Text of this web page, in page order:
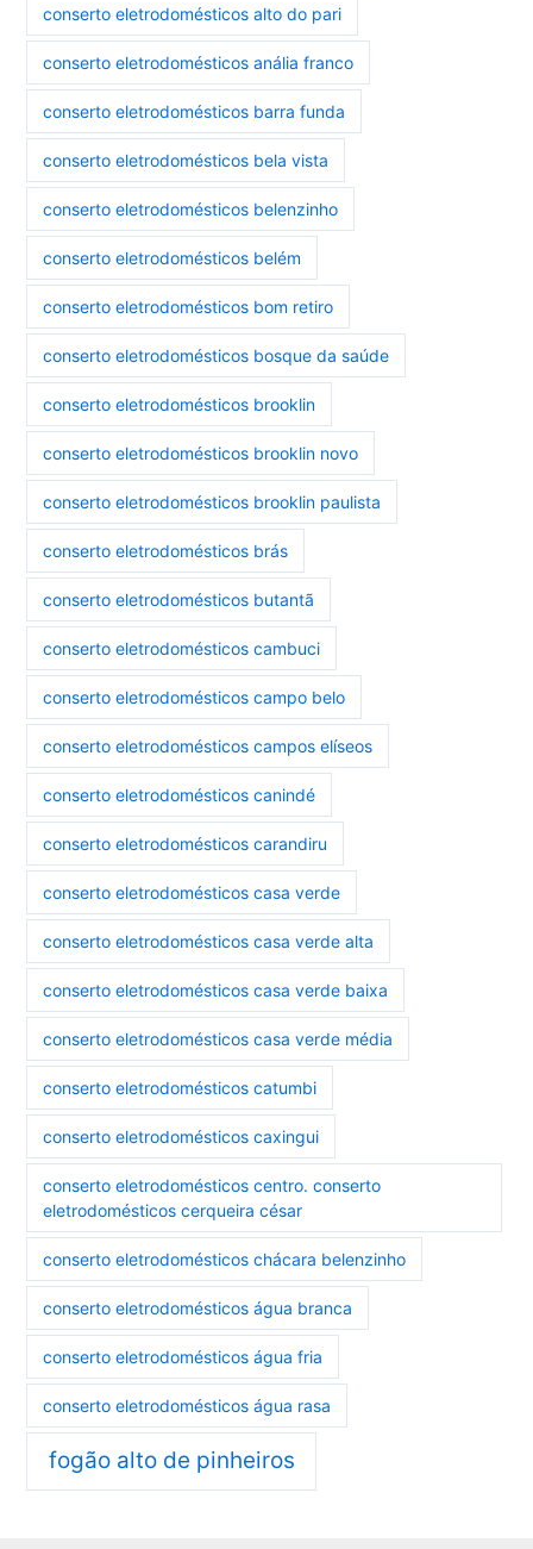
conserto eletrodomésticos alto do pari
conserto eletrodomésticos anália franco
conserto eletrodomésticos barra funda
conserto eletrodomésticos bela vista
conserto eletrodomésticos belenzinho
conserto eletrodomésticos belém
conserto eletrodomésticos bom retiro
conserto eletrodomésticos bosque da saúde
conserto eletrodomésticos brooklin
conserto eletrodomésticos brooklin novo
conserto eletrodomésticos brooklin paulista
conserto eletrodomésticos brás
conserto eletrodomésticos butantã
conserto eletrodomésticos cambuci
conserto eletrodomésticos campo belo
conserto eletrodomésticos campos elíseos
conserto eletrodomésticos canindé
conserto eletrodomésticos carandiru
conserto eletrodomésticos casa verde
conserto eletrodomésticos casa verde alta
conserto eletrodomésticos casa verde baixa
conserto eletrodomésticos casa verde média
conserto eletrodomésticos catumbi
conserto eletrodomésticos caxingui
conserto eletrodomésticos centro. conserto
eletrodomésticos cerqueira césar
conserto eletrodomésticos chácara belenzinho
conserto eletrodomésticos água branca
conserto eletrodomésticos água fria
conserto eletrodomésticos água rasa
fogão alto de pinheiros